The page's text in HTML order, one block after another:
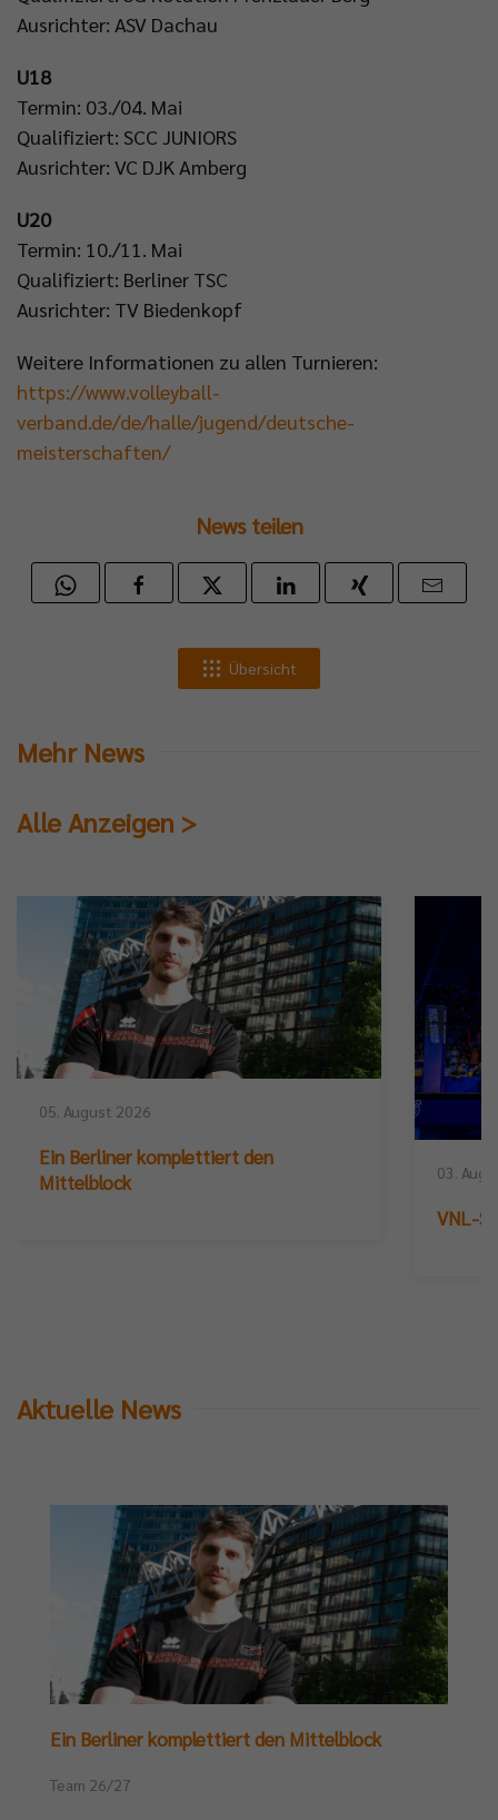
Ausrichter: ASV Dachau
U18
Termin: 03./04. Mai
Qualifiziert: SCC JUNIORS
Ausrichter: VC DJK Amberg
U20
Termin: 10./11. Mai
Qualifiziert: Berliner TSC
Ausrichter: TV Biedenkopf
Weitere Informationen zu allen Turnieren:
https://www.volleyball-
verband.de/de/halle/jugend/deutsche-
meisterschaften/
News teilen
Übersicht
Mehr News
Alle Anzeigen >
05. August 2026
Ein Berliner komplettiert den
Mittelblock
03.
VNL-
Aktuelle News
Ein Berliner komplettiert den Mittelblock
Team 26/27